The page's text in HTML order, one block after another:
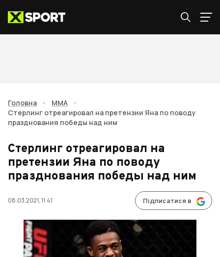
Головна • ММА
•
Стерлинг отреагировал на претензии Яна по поводу
празднования победы над ним
Стерлинг отреагировал на
претензии Яна по поводу
празднования победы над ним
08.03.2021, 11:41 Підписатися в